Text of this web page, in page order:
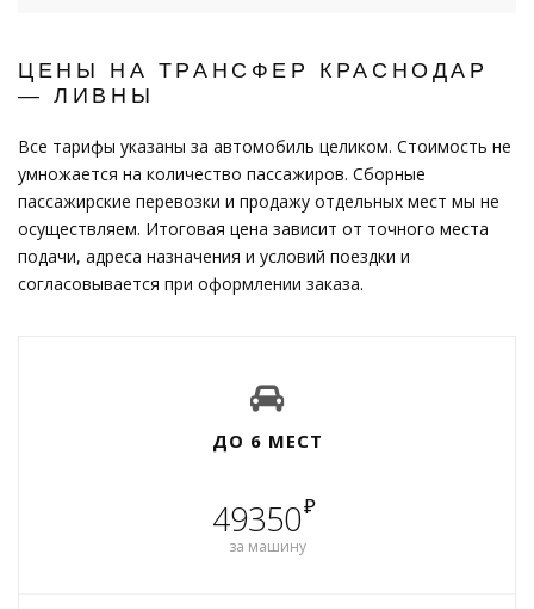
ЦЕНЫ НА ТРАНСФЕР КРАСНОДАР
— ЛИВНЫ
Все тарифы указаны за автомобиль целиком. Стоимость не
умножается на количество пассажиров. Сборные
пассажирские перевозки и продажу отдельных мест мы не
осуществляем. Итоговая цена зависит от точного места
подачи, адреса назначения и условий поездки и
согласовывается при оформлении заказа.
ДО 6 МЕСТ
49350₽
за машину